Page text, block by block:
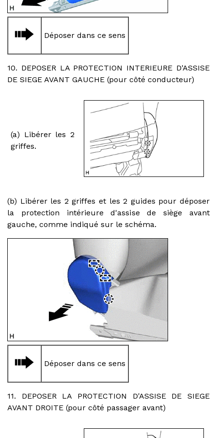
Déposer dans ce sens
10. DEPOSER LA PROTECTION INTERIEURE D'ASSISE
DE SIEGE AVANT GAUCHE (pour côté conducteur)
(a) Libérer les 2
griffes.
(b) Libérer les 2 griffes et les 2 guides pour déposer
la protection intérieure d'assise de siège avant
gauche, comme indiqué sur le schéma.
Déposer dans ce sens
11. DEPOSER LA PROTECTION D'ASSISE DE SIEGE
AVANT DROITE (pour côté passager avant)